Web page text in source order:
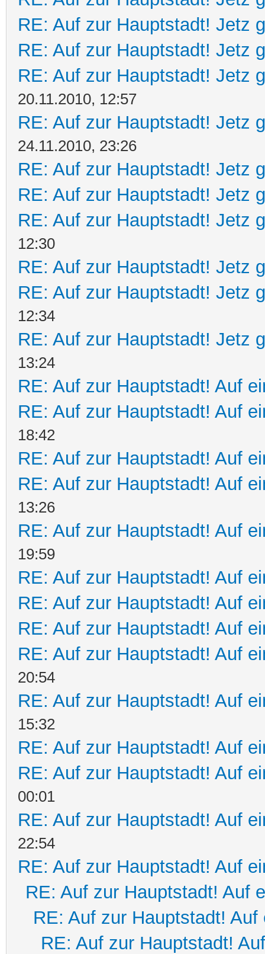
RE: Auf zur Hauptstadt! Jetz
RE: Auf zur Hauptstadt! Jetz
RE: Auf zur Hauptstadt! Jetz
20.11.2010, 12:57
RE: Auf zur Hauptstadt! Jetz
24.11.2010, 23:26
RE: Auf zur Hauptstadt! Jetz
RE: Auf zur Hauptstadt! Jetz
RE: Auf zur Hauptstadt! Jetz
12:30
RE: Auf zur Hauptstadt! Jetz
RE: Auf zur Hauptstadt! Jetz
12:34
RE: Auf zur Hauptstadt! Jetz
13:24
RE: Auf zur Hauptstadt! Auf
RE: Auf zur Hauptstadt! Auf
18:42
RE: Auf zur Hauptstadt! Auf
RE: Auf zur Hauptstadt! Auf
13:26
RE: Auf zur Hauptstadt! Auf
19:59
RE: Auf zur Hauptstadt! Auf
RE: Auf zur Hauptstadt! Auf
RE: Auf zur Hauptstadt! Auf
RE: Auf zur Hauptstadt! Auf
20:54
RE: Auf zur Hauptstadt! Auf
15:32
RE: Auf zur Hauptstadt! Auf
RE: Auf zur Hauptstadt! Auf
00:01
RE: Auf zur Hauptstadt! Auf
22:54
RE: Auf zur Hauptstadt! Auf
RE: Auf zur Hauptstadt! Auf
RE: Auf zur Hauptstadt! Auf
RE: Auf zur Hauptstadt!